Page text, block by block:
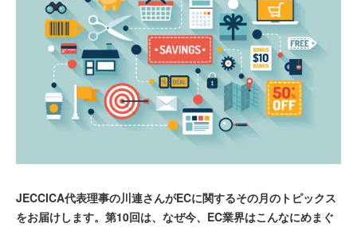
JECCICA代表理事の川連さんがECに関するその月のトピックス
をお届けします。第10回は、なぜ今、EC業界はこんなにめまぐ